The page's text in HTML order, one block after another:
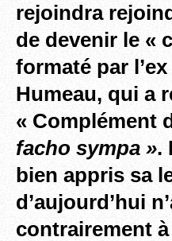
rejoindra
de devenir le «
formaté par
Humeau, qui a
« Complément
facho sympa ».
bien appris sa
d’aujourd’hui
contrairement à